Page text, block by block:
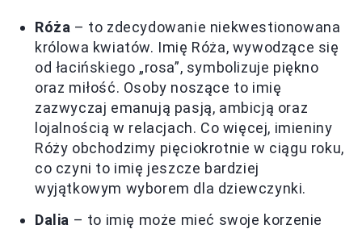
Róża – to zdecydowanie niekwestionowana
królowa kwiatów. Imię Róża, wywodzące się
od łacińskiego „rosa”, symbolizuje piękno
oraz miłość. Osoby noszące to imię
zazwyczaj emanują pasją, ambicją oraz
lojalnością w relacjach. Co więcej, imieniny
Róży obchodzimy pięciokrotnie w ciągu roku,
co czyni to imię jeszcze bardziej
wyjątkowym wyborem dla dziewczynki.
Dalia – to imię może mieć swoje korzenie